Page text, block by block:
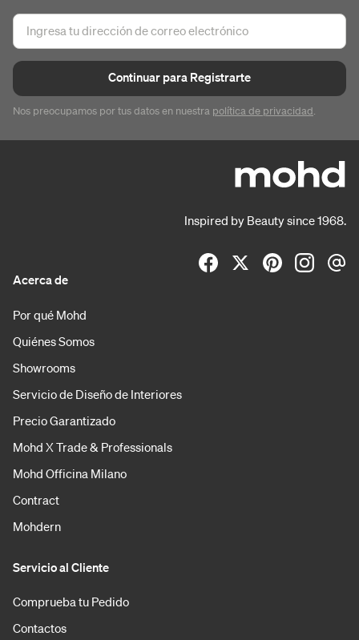
Continuar para Registrarte
Nos preocupamos por tus datos en nuestra política de privacidad.
Inspired by Beauty since 1968.
Acerca de
Por qué Mohd
Quiénes Somos
Showrooms
Servicio de Diseño de Interiores
Precio Garantizado
Mohd X Trade & Professionals
Mohd Officina Milano
Contract
Mohdern
Servicio al Cliente
Comprueba tu Pedido
Contactos